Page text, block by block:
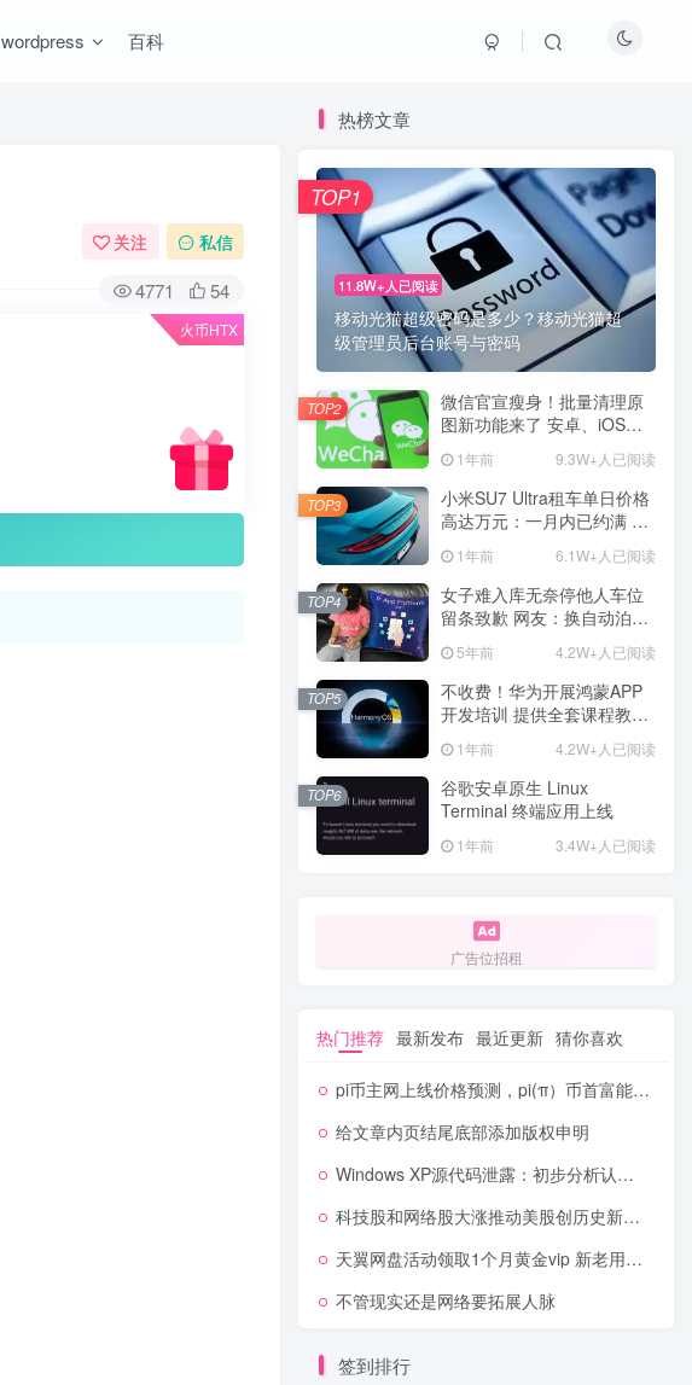
wordpress 百科
关注 私信
4771 54
火币HTX
热榜文章
11.8W+人已阅读
移动光猫超级密码是多少？移动光猫超
级管理员后台账号与密码
TOP1
微信官宣瘦身！批量清理原
图新功能来了 安卓、iOS均
1年前 9.3W+人已阅读
TOP2
小米SU7 Ultra租车单日价格
高达万元：一月内已约满 预
1年前 6.1W+人已阅读
TOP3
女子难入库无奈停他人车位
留条致歉 网友：换自动泊车
5年前 4.2W+人已阅读
TOP4
不收费！华为开展鸿蒙APP
开发培训 提供全套课程教学
1年前 4.2W+人已阅读
TOP5
谷歌安卓原生 Linux
Terminal 终端应用上线
1年前 3.4W+人已阅读
TOP6
广告位招租
热门推荐 最新发布 最近更新 猜你喜欢
pi币主网上线价格预测，pi(π）币首富能否瞬间超越比特币首富？
给文章内页结尾底部添加版权申明
Windows XP源代码泄露：初步分析认定属实
科技股和网络股大涨推动美股创历史新高，分析师称其将在 2021 年科面临考验
天翼网盘活动领取1个月黄金vip 新老用户都可以领取
不管现实还是网络要拓展人脉
签到排行